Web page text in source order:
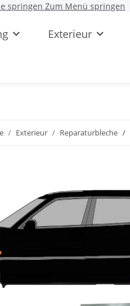
springen Zum Menü springen
Exterieur
Exterieur Reparaturbleche